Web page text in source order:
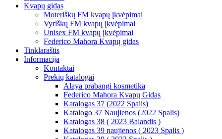
Kvapų gidas
Moteriškų FM kvapų įkvėpimai
Vyriškų FM kvapų įkvėpimai
Unisex FM kvapų įkvėpimai
Federico Mahora Kvapų gidas
Tinklaraštis
Informacija
Kontaktai
Prekių katalogai
Alaya prabangi kosmetika
Federico Mahora Kvapų Gidas
Katalogas 37 (2022 Spalis)
Katalogo 37 Naujienos (2022 Spalis)
Katalogas 38 ( 2023 Balandis )
Katalogas 39 naujienos ( 2023 Spalis )